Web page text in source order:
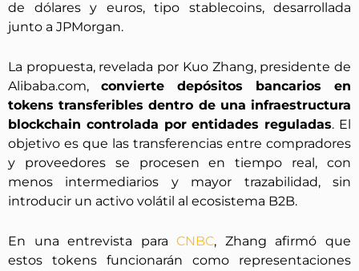
de dólares y euros, tipo stablecoins, desarrollada
junto a JPMorgan.
La propuesta, revelada por Kuo Zhang, presidente de
Alibaba.com, convierte depósitos bancarios en
tokens transferibles dentro de una infraestructura
blockchain controlada por entidades reguladas. El
objetivo es que las transferencias entre compradores
y proveedores se procesen en tiempo real, con
menos intermediarios y mayor trazabilidad, sin
introducir un activo volátil al ecosistema B2B.
En una entrevista paraCNBC, Zhang afirmó que
estos tokens funcionarán como representaciones